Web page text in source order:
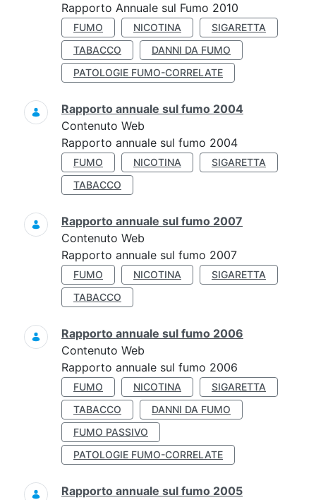
Rapporto Annuale sul Fumo 2010
FUMO NICOTINA
SIGARETTA
TABACCO
DANNI DA FUMO
PATOLOGIE FUMO-CORRELATE
Rapporto annuale sul fumo 2004
Contenuto Web
Rapporto annuale sul fumo 2004
FUMO NICOTINA
SIGARETTA
TABACCO
Rapporto annuale sul fumo 2007
Contenuto Web
Rapporto annuale sul fumo 2007
FUMO NICOTINA
SIGARETTA
TABACCO
Rapporto annuale sul fumo 2006
Contenuto Web
Rapporto annuale sul fumo 2006
FUMO NICOTINA
SIGARETTA
TABACCO
DANNI DA FUMO
FUMO PASSIVO
PATOLOGIE FUMO-CORRELATE
Rapporto annuale sul fumo 2005